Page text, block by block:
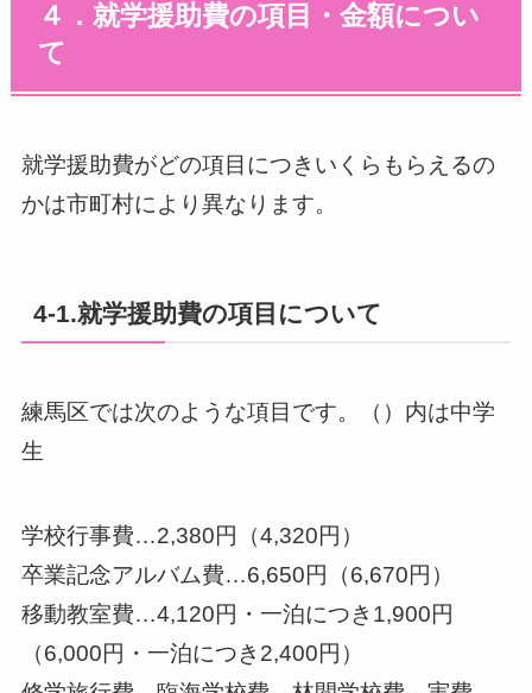
４．就学援助費の項目・金額につい
て
就学援助費がどの項目につきいくらもらえるの
かは市町村により異なります。
4-1.就学援助費の項目について
練馬区では次のような項目です。（）内は中学
生
学校行事費…2,380円（4,320円）
卒業記念アルバム費…6,650円（6,670円）
移動教室費…4,120円・一泊につき1,900円
（6,000円・一泊につき2,400円）